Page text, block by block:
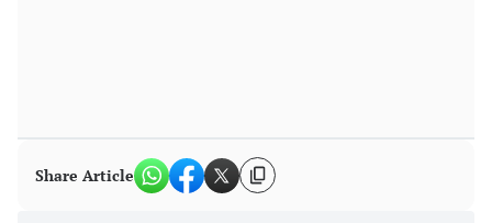
Share Article